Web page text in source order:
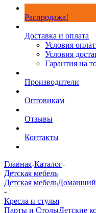
Распродажа!
Доставка и оплата
Условия
Условия
Гарантия на
Производители
Оптовикам
Отзывы
Контакты
Главная-Каталог-
Детская мебель
Детская мебельДомашний
-
Кресла и стулья
Парты и СтолыДетские